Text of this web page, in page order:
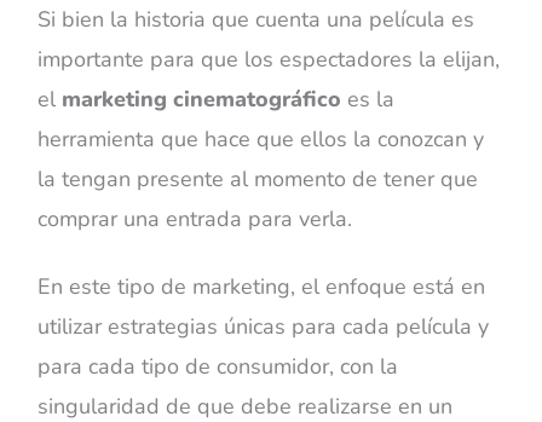
Si bien la historia que cuenta una película es
importante para que los espectadores la elijan,
el marketing cinematográfico es la
herramienta que hace que ellos la conozcan y
la tengan presente al momento de tener que
comprar una entrada para verla.
En este tipo de marketing, el enfoque está en
utilizar estrategias únicas para cada película y
para cada tipo de consumidor, con la
singularidad de que debe realizarse en un